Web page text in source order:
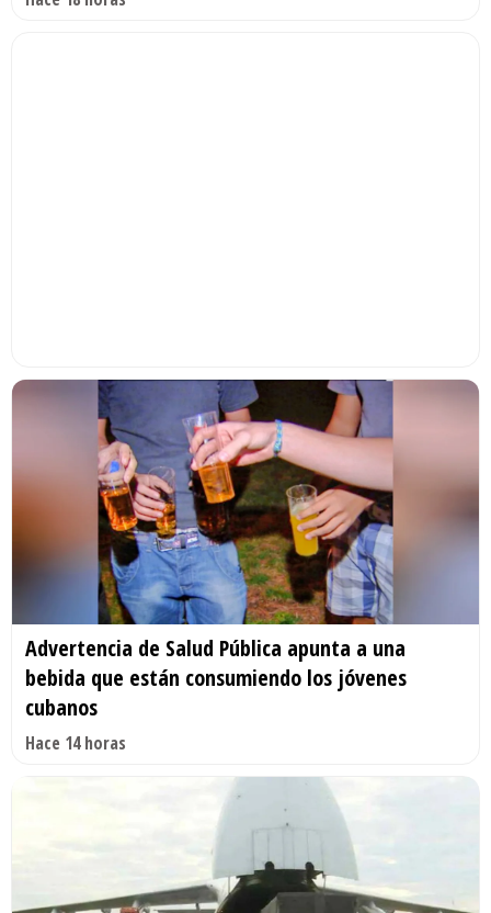
Advertencia de Salud Pública apunta a una
bebida que están consumiendo los jóvenes
cubanos
Hace 14 horas